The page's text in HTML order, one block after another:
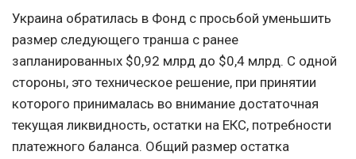
Украина обратилась в Фонд с просьбой уменьшить
размер следующего транша с ранее
запланированных $0,92 млрд до $0,4 млрд. С одной
стороны, это техническое решение, при принятии
которого принималась во внимание достаточная
текущая ликвидность, остатки на ЕКС, потребности
платежного баланса. Общий размер остатка